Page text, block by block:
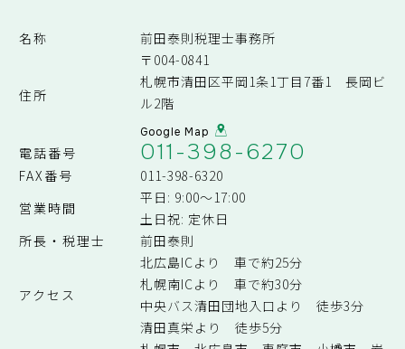
名称 前田泰則税理士事務所
住所
〒004-0841
札幌市清田区平岡1条1丁目7番1 長岡ビ
ル2階
Google Map
電話番号 011-398-6270
FAX番号
011-398-6320
営業時間
平日: 9:00～17:00
土日祝: 定休日
所長・税理士
前田泰則
アクセス
北広島ICより 車で約25分
札幌南ICより 車で約30分
中央バス清田団地入口より 徒歩3分
清田真栄より 徒歩5分